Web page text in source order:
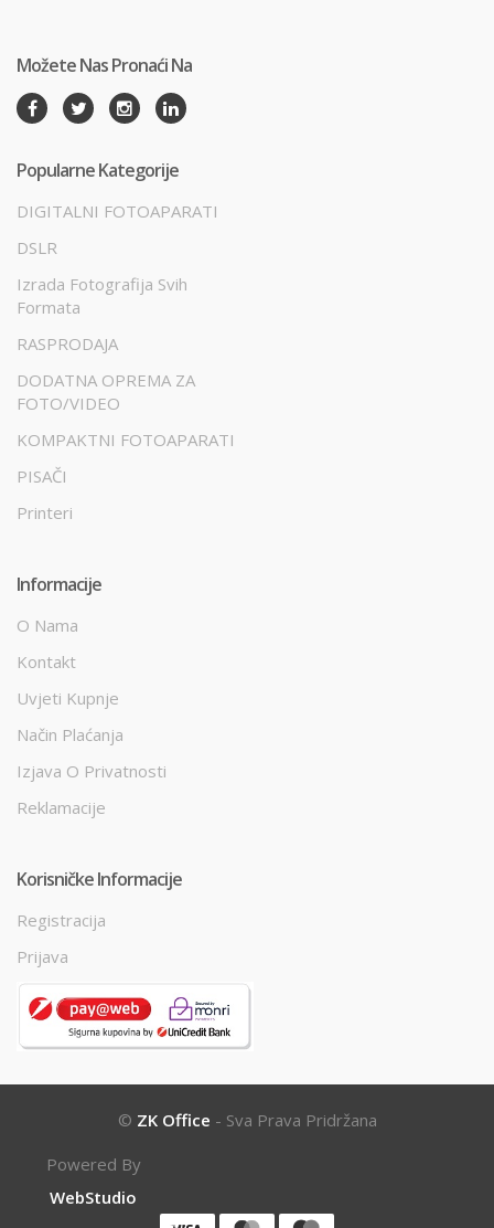
Možete Nas Pronaći Na
Popularne Kategorije
DIGITALNI FOTOAPARATI
DSLR
Izrada Fotografija Svih
Formata
RASPRODAJA
DODATNA OPREMA ZA
FOTO/VIDEO
KOMPAKTNI FOTOAPARATI
PISAČI
Printeri
Informacije
O Nama
Kontakt
Uvjeti Kupnje
Način Plaćanja
Izjava O Privatnosti
Reklamacije
Korisničke Informacije
Registracija
Prijava
© ZK Office - Sva Prava Pridržana
Powered By
WebStudio